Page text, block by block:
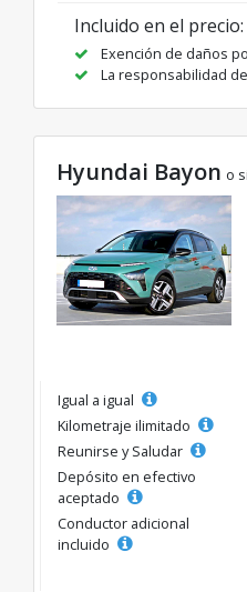
Incluido en el precio:
Exención de daños
La responsabilidad
Hyundai Bayon o
Igual a igual
Kilometraje ilimitado
Reunirse y Saludar
Depósito en efectivo
aceptado
Conductor adicional
incluido